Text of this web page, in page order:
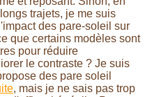
trajets, je me suis
des pare-soleil sur
que certains modèles sont
pour réduire
le contraste ? Je suis
des pare soleil
, mais je ne sais pas trop